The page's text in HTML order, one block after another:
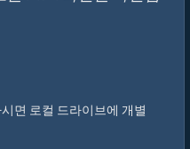
면 로컬 드라이브에 개별